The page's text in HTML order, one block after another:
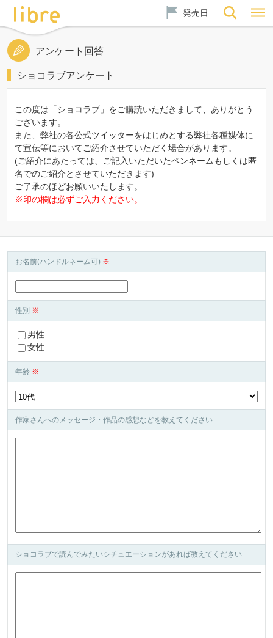
発売日
アンケート回答
ショコラブアンケート
この度は「ショコラブ」をご購読いただきまして、ありがとう
ございます。
また、弊社の各公式ツイッターをはじめとする弊社各種媒体に
て宣伝等においてご紹介させていただく場合があります。
(ご紹介にあたっては、ご記入いただいたペンネームもしくは匿
名でのご紹介とさせていただきます)
ご了承のほどお願いいたします。
※印の欄は必ずご入力ください。
お名前(ハンドルネーム可) ※
性別 ※
男性
女性
年齢 ※
作家さんへのメッセージ・作品の感想などを教えてください
ショコラブで読んでみたいシチュエーションがあれば教えてください